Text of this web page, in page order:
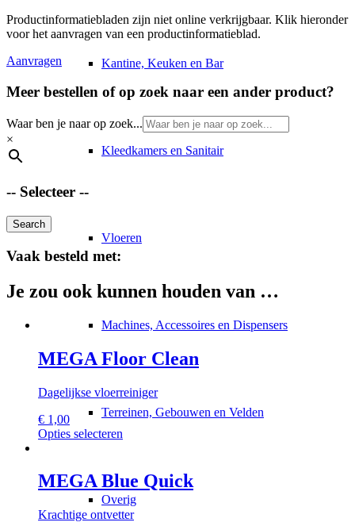
Kantine, Keuken en Bar
Kleedkamers en Sanitair
Vloeren
Machines, Accessoires en Dispensers
Terreinen, Gebouwen en Velden
Overig
Productinformatiebladen zijn niet online verkrijgbaar. Klik hieronder
voor het aanvragen van een productinformatieblad.
Aanvragen
Meer bestellen of op zoek naar een ander product?
Waar ben je naar op zoek...
×
-- Selecteer --
Search
Vaak besteld met:
Je zou ook kunnen houden van …
MEGA Floor Clean
Dagelijkse vloerreiniger
€ 1,00
Opties selecteren
meerdere
variaties.
Deze
optie
MEGA Blue Quick
Krachtige ontvetter